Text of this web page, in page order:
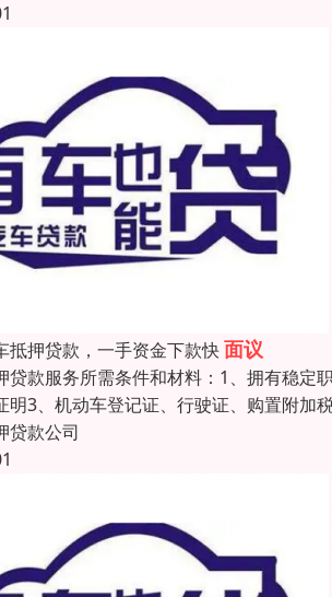
抵押贷款，一手资金下款快面议
贷款服务所需条件和材料：1、拥有稳
明3、机动车登记证、行驶证、购置附加
贷款公司